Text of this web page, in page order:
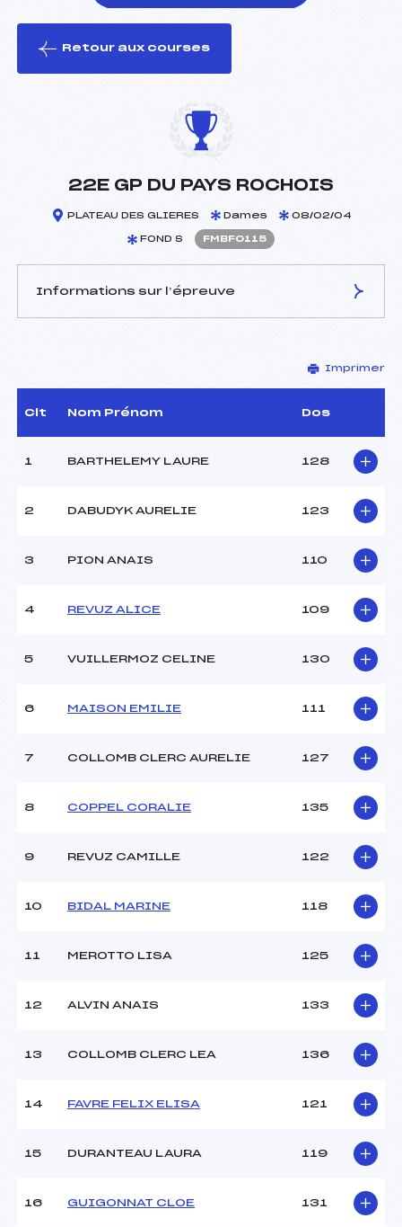
le ski
Retour aux courses
22E GP DU PAYS ROCHOIS
PLATEAU DES GLIERES Dames 08/02/04
FOND S FMBF0115
Informations sur l’épreuve
ROGUET JEAN CLAUDE
(MB)
D.T Adjoint :
RAVANEL ROGER (MB)
Point Haut :
Style :
C
Imprimer
Clt Nom Prénom Dos
1 BARTHELEMY LAURE 128
2 DABUDYK AURELIE 123
3 PION ANAIS 110
4 REVUZ ALICE 109
5 VUILLERMOZ CELINE 130
6 MAISON EMILIE 111
7 COLLOMB CLERC AURELIE 127
8 COPPEL CORALIE 135
9 REVUZ CAMILLE 122
10 BIDAL MARINE 118
11 MEROTTO LISA 125
12 ALVIN ANAIS 133
13 COLLOMB CLERC LEA 136
14 FAVRE FELIX ELISA 121
15 DURANTEAU LAURA 119
16 GUIGONNAT CLOE 131